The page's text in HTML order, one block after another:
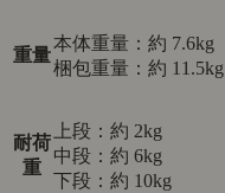
重量
本体重量：約 7.6kg
梱包重量：約 11.5kg
耐荷
重
上段：約 2kg
中段：約 6kg
下段：約 10kg